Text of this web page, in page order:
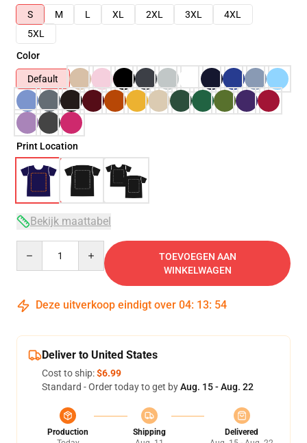
S
M L XL 2XL 3XL
4XL
5XL
Color
Default
Print Location
Bekijk maattabel
TOEVOEGEN AAN
WINKELWAGEN
Deze uitverkoop eindigt over 04: 13: 53
Deliver to United States
Cost to ship:$6.99
Standard - Order today to get byAug. 15 - Aug. 22
Production
Shipping
Delivered